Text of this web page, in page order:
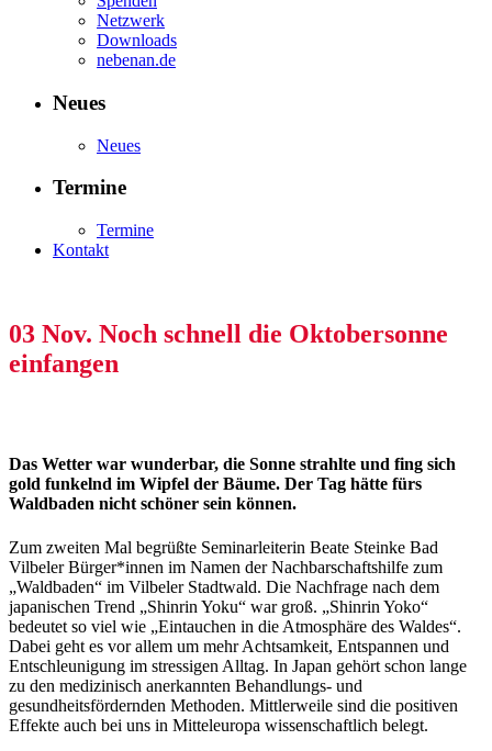
Netzwerk
Downloads
nebenan.de
Neues
Neues
Termine
Termine
Kontakt
03 Nov. Noch schnell die Oktobersonne
einfangen
Das Wetter war wunderbar, die Sonne strahlte und fing sich
gold funkelnd im Wipfel der Bäume. Der Tag hätte fürs
Waldbaden nicht schöner sein können.
Zum zweiten Mal begrüßte Seminarleiterin Beate Steinke Bad
Vilbeler Bürger*innen im Namen der Nachbarschaftshilfe zum
„Waldbaden“ im Vilbeler Stadtwald. Die Nachfrage nach dem
japanischen Trend „Shinrin Yoku“ war groß. „Shinrin Yoko“
bedeutet so viel wie „Eintauchen in die Atmosphäre des Waldes“.
Dabei geht es vor allem um mehr Achtsamkeit, Entspannen und
Entschleunigung im stressigen Alltag. In Japan gehört schon lange
zu den medizinisch anerkannten Behandlungs- und
gesundheitsfördernden Methoden. Mittlerweile sind die positiven
Effekte auch bei uns in Mitteleuropa wissenschaftlich belegt.